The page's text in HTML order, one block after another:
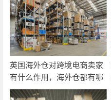
英国海外仓对跨境电商卖家
有什么作用，海外仓都有哪
些核心服务？